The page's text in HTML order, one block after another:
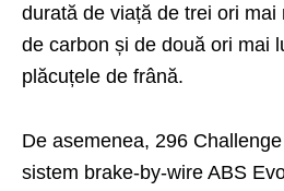
durată de viață de trei ori
de carbon și de două ori mai
plăcuțele de frână.
De asemenea, 296
sistem brake-by-wire ABS